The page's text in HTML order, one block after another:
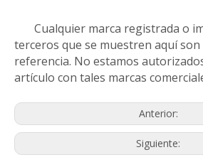
Cualquier marca registrada o
terceros que se muestren aquí
referencia. No estamos
artículo con tales marcas
Anterior:
Siguiente: